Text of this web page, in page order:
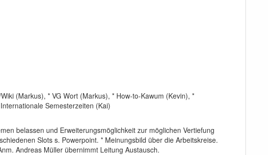
(Markus), * VG Wort (Markus), * How-to-Kawum (Kevin), *
Semesterzeiten (Kai)
belassen und Erweiterungsmöglichkeit zur möglichen Vertiefung
Slots s. Powerpoint. * Meinungsbild über die Arbeitskreise.
Andreas Müller übernimmt Leitung Austausch.